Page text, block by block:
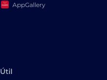
AppGallery
Útil